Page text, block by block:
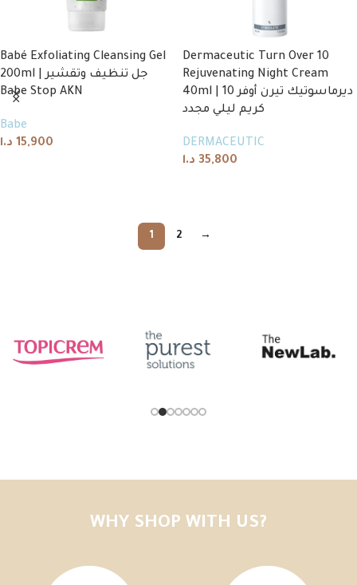
Babé Exfoliating Cleansing Gel
200ml | جل تنظيف وتقشير
Babe Stop AKN
Babe
15,900 د.ا
Dermaceutic Turn Over 10
Rejuvenating Night Cream
40ml | ديرماسوتيك تيرن أوفر 10
كريم ليلي مجدد
DERMACEUTIC
35,800 د.ا
1 2 →
WHY SHOP WITH US?